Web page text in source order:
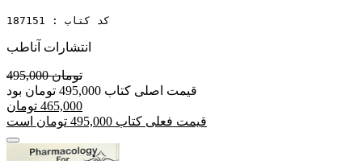
کد کتاب : 187151
انتشارات آناطب
495,000 تومان
قیمت اصلی کتاب 495,000 تومان بود
465,000 تومان
قیمت فعلی کتاب 495,000 تومان است